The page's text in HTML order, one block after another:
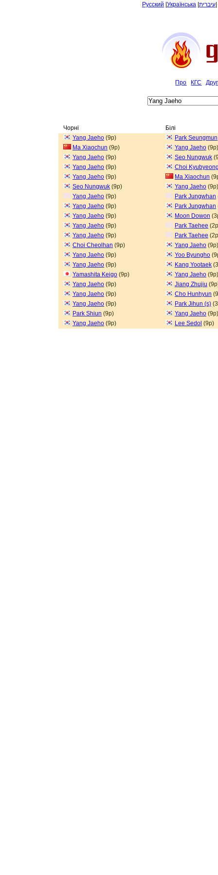
Русский Українська עיברית
Про КГС
Чорні
Білі
Yang Jaeho (9p) Park Seungmun
Ma Xiaochun (9p) Yang Jaeho (9p)
Yang Jaeho (9p) Seo Nungwuk
Yang Jaeho (9p)
Choi
Yang Jaeho (9p) Ma Xiaochun
Seo Nungwuk (9p) Yang Jaeho (9p)
Yang Jaeho (9p) Park Jungwhan
Yang Jaeho (9p) Park Jungwhan
Yang Jaeho (9p) Moon Dowon
Yang Jaeho (9p) Park Taehee
Yang Jaeho (9p) Park Taehee
Choi Cheolhan (9p) Yang Jaeho (9p)
Yang Jaeho (9p) Yoo Byungho
Yang Jaeho (9p) Kang Yootaek
Yamashita Keigo (9p) Yang Jaeho (9p)
Yang Jaeho (9p) Jiang Zhujiu
Yang Jaeho (9p) Cho Hunhyun
Yang Jaeho (9p) Park Jihun (s)
Park Shiun (9p) Yang Jaeho (9p)
Yang Jaeho (9p) Lee Sedol (9p)